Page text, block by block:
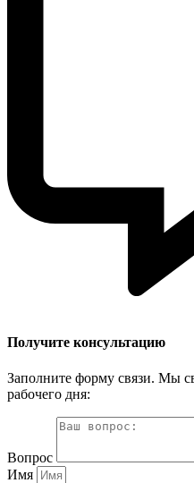
Получите консультацию
Заполните форму связи. Мы
рабочего дня:
Вопрос
Имя